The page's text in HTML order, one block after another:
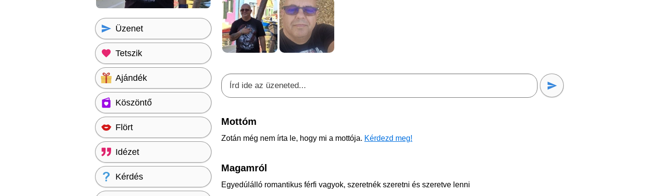
Mottóm
Zotán még nem írta le, hogy mi a mottója. Kérdezd meg!
Magamról
Egyedúlálló romantikus férfi vagyok, szeretnék szeretni és szeretve lenni
Üzenet
Tetszik
Ajándék
Köszöntő
Flört
Idézet
Kérdés